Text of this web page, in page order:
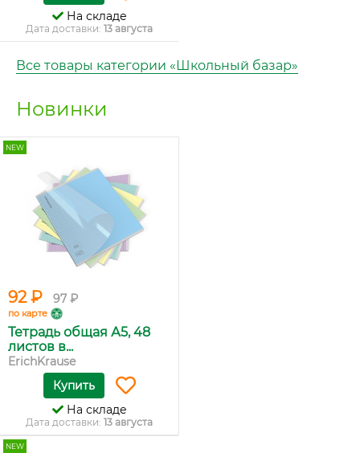
На складе
Дата доставки: 13 августа
Все товары категории «Школьный базар»
Новинки
NEW
92 ₽ 97 ₽
по карте
Тетрадь общая А5, 48
листов в...
ErichKrause
Купить
На складе
Дата доставки: 13 августа
NEW